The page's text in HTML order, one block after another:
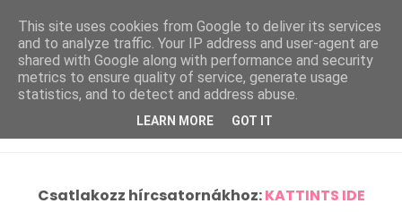
Csatlakozz hírcsatornákhoz:KATTINTS IDE
This site uses cookies from Google to deliver its services
and to analyze traffic. Your IP address and user-agent are
shared with Google along with performance and security
metrics to ensure quality of service, generate usage
statistics, and to detect and address abuse.
LEARN MORE GOT IT